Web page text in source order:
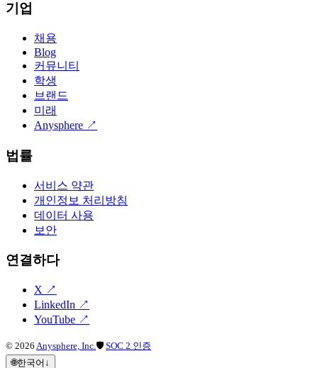
기업
채용
Blog
커뮤니티
학생
브랜드
미래
Anysphere ↗
법률
서비스 약관
개인정보 처리방침
데이터 사용
보안
연결하다
X ↗
LinkedIn ↗
YouTube ↗
© 2026 Anysphere, Inc. 🛡 SOC 2 인증
🌐한국어 ↓